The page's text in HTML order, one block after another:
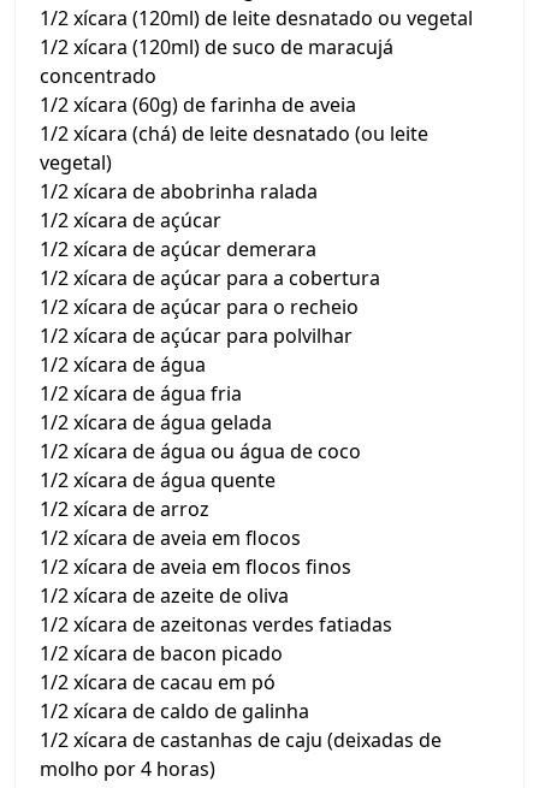
1/2 xícara (120ml) de leite desnatado ou vegetal
1/2 xícara (120ml) de suco de maracujá
concentrado
1/2 xícara (60g) de farinha de aveia
1/2 xícara (chá) de leite desnatado (ou leite
vegetal)
1/2 xícara de abobrinha ralada
1/2 xícara de açúcar
1/2 xícara de açúcar demerara
1/2 xícara de açúcar para a cobertura
1/2 xícara de açúcar para o recheio
1/2 xícara de açúcar para polvilhar
1/2 xícara de água
1/2 xícara de água fria
1/2 xícara de água gelada
1/2 xícara de água ou água de coco
1/2 xícara de água quente
1/2 xícara de arroz
1/2 xícara de aveia em flocos
1/2 xícara de aveia em flocos finos
1/2 xícara de azeite de oliva
1/2 xícara de azeitonas verdes fatiadas
1/2 xícara de bacon picado
1/2 xícara de cacau em pó
1/2 xícara de caldo de galinha
1/2 xícara de castanhas de caju (deixadas de
molho por 4 horas)